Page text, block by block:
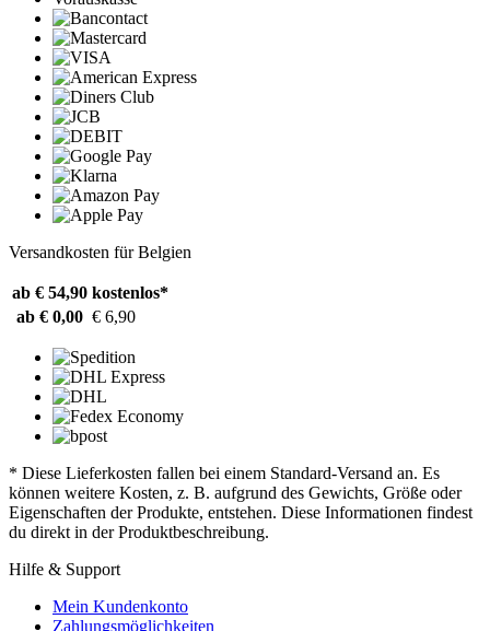
Versandkosten für Belgien
ab € 54,90 kostenlos*
ab € 0,00 € 6,90
* Diese Lieferkosten fallen bei einem Standard-Versand an. Es
können weitere Kosten, z. B. aufgrund des Gewichts, Größe oder
Eigenschaften der Produkte, entstehen. Diese Informationen findest
du direkt in der Produktbeschreibung.
Hilfe & Support
Mein Kundenkonto
Zahlungsmöglichkeiten